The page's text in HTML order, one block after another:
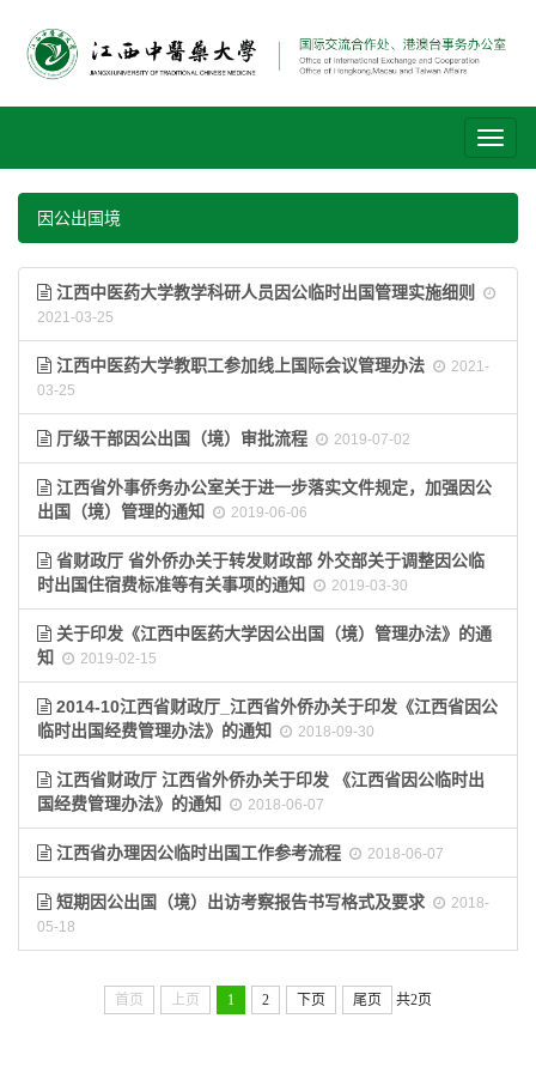
因公出国境
江西中医药大学教学科研人员因公临时出国管理实施细则
2021-03-25
江西中医药大学教职工参加线上国际会议管理办法
2021-
03-25
厅级干部因公出国（境）审批流程 2019-07-02
江西省外事侨务办公室关于进一步落实文件规定，加强因公
出国（境）管理的通知
2019-06-06
省财政厅 省外侨办关于转发财政部 外交部关于调整因公临
时出国住宿费标准等有关事项的通知
2019-03-30
关于印发《江西中医药大学因公出国（境）管理办法》的通
知
2019-02-15
2014-10江西省财政厅_江西省外侨办关于印发《江西省因公
临时出国经费管理办法》的通知
2018-09-30
江西省财政厅 江西省外侨办关于印发 《江西省因公临时出
国经费管理办法》的通知
2018-06-07
江西省办理因公临时出国工作参考流程 2018-06-07
短期因公出国（境）出访考察报告书写格式及要求
2018-
05-18
首页 上页 1 2 下页 尾页 共2页